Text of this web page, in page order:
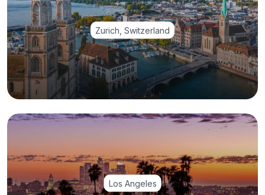
Zurich, Switzerland
Los Angeles